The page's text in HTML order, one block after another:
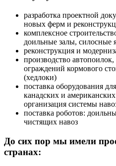
разработка проектной
новых ферм и
комплексное
доильные залы, силосные
реконструкция и
производство
ограждений кормового
(хедлоки)
поставка оборудования
канадских и
организация системы
поставка роботов:
чистящих навоз
До сих пор мы имели
странах: